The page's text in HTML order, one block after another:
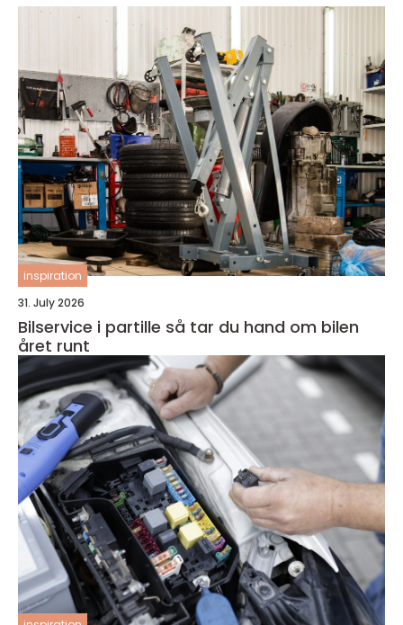
inspiration
31. July 2026
Bilservice i partille så tar du hand om bilen
året runt